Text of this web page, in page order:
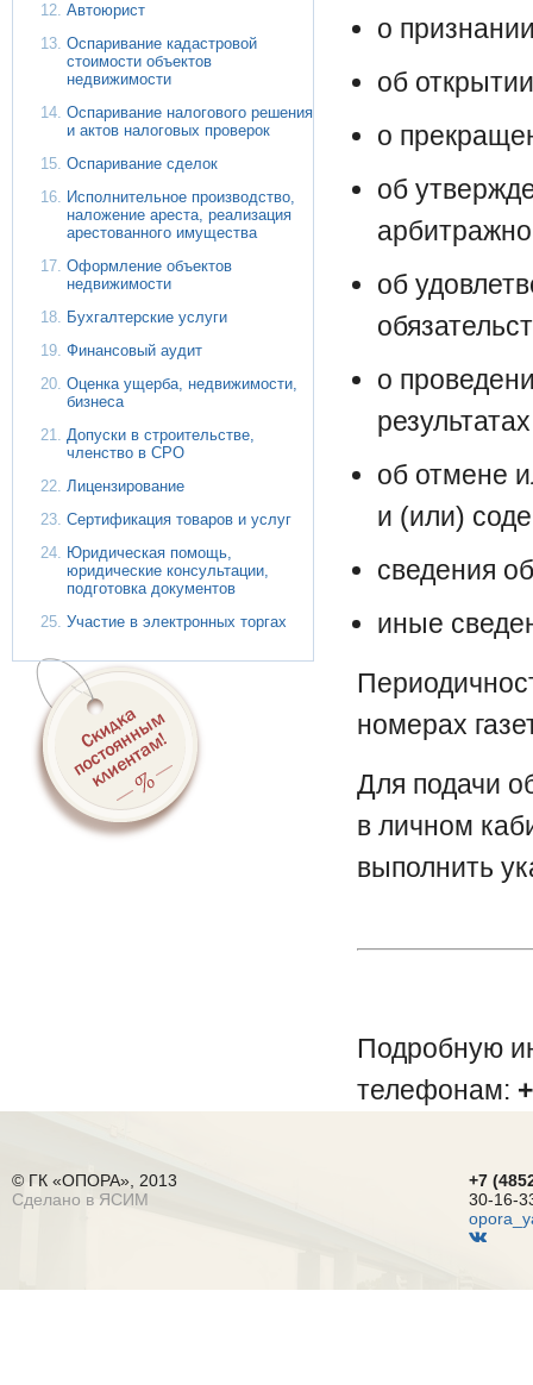
Автоюрист
Оспаривание кадастровой
стоимости объектов
недвижимости
Оспаривание налогового решения
и актов налоговых проверок
Оспаривание сделок
Исполнительное производство,
наложение ареста, реализация
арестованного имущества
Оформление объектов
недвижимости
Бухгалтерские услуги
Финансовый аудит
Оценка ущерба, недвижимости,
бизнеса
Допуски в строительстве,
членство в СРО
Лицензирование
Сертификация товаров и услуг
Юридическая помощь,
юридические консультации,
подготовка документов
Участие в электронных торгах
о
об
о
об
об
о
об отмене
и (или)
сведения
иные
номерах
Для подачи
в личном
выполнить
Подробную
телефонам:
© ГК «ОПОРА», 2013
Сделано в ЯСИМ
+7
30-16-